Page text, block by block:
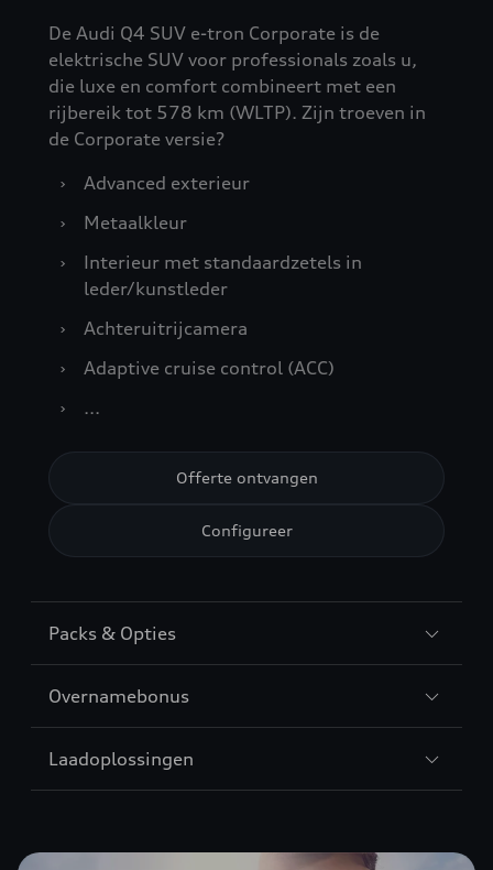
De Audi Q4 SUV e-tron Corporate is de
elektrische SUV voor professionals zoals u,
die luxe en comfort combineert met een
rijbereik tot 578 km (WLTP). Zijn troeven in
de Corporate versie?
›
Advanced exterieur
›
Metaalkleur
›
Interieur met standaardzetels in
leder/kunstleder
›
Achteruitrijcamera
›
Adaptive cruise control (ACC)
›
...
Offerte ontvangen
Configureer
Packs & Opties
Overnamebonus
Laadoplossingen